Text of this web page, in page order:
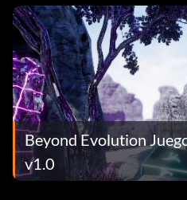
Beyond Evolution
v1.0